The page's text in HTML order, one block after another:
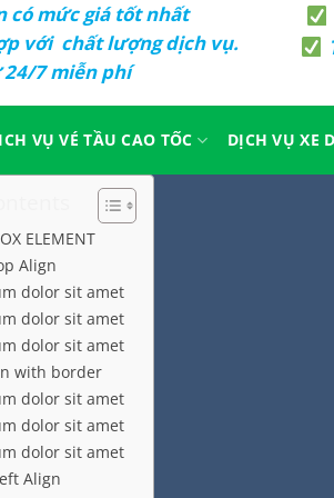
có mức giá tốt nhất
với chất lượng dịch vụ.
7 miễn phí
VỤ VÉ TẦU CAO TỐC DỊCH VỤ XE
ELEMENT
Align
dolor sit amet
dolor sit amet
dolor sit amet
with border
dolor sit amet
dolor sit amet
dolor sit amet
Align